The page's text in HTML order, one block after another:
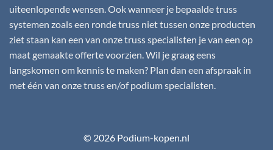
uiteenlopende wensen. Ook wanneer je bepaalde truss
systemen zoals een ronde truss niet tussen onze producten
ziet staan kan een van onze truss specialisten je van een op
maat gemaakte offerte voorzien. Wil je graag eens
langskomen om kennis te maken? Plan dan een afspraak in
met één van onze truss en/of podium specialisten.
© 2026 Podium-kopen.nl